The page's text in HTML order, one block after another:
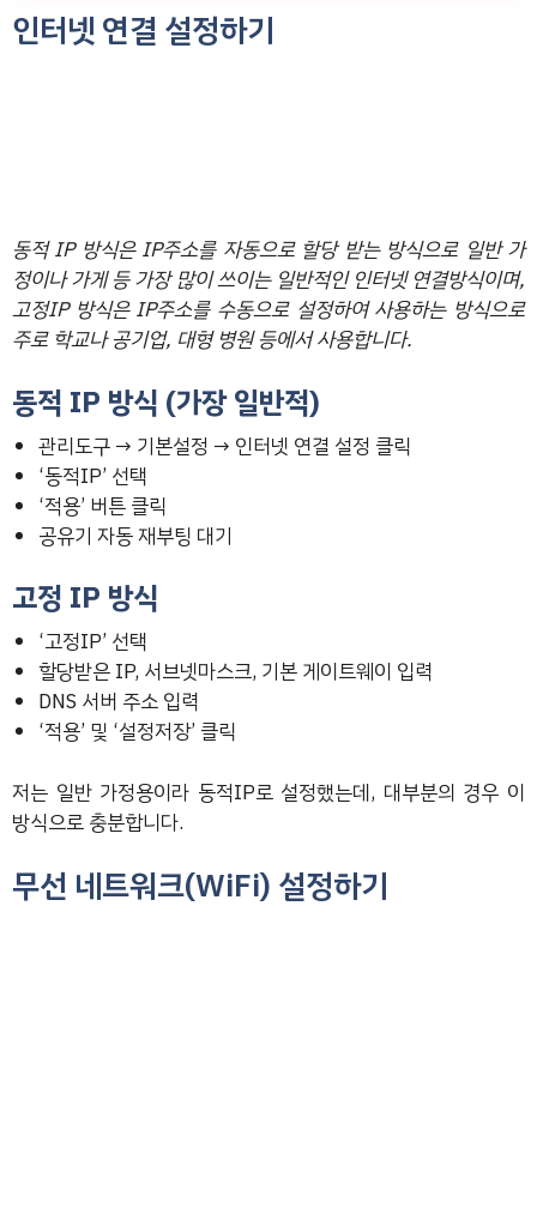
인터넷 연결 설정하기
동적 IP 방식은 IP주소를 자동으로 할당 받는 방식으로 일반 가
정이나 가게 등 가장 많이 쓰이는 일반적인 인터넷 연결방식이며,
고정IP 방식은 IP주소를 수동으로 설정하여 사용하는 방식으로
주로 학교나 공기업, 대형 병원 등에서 사용합니다.
동적 IP 방식 (가장 일반적)
관리도구 → 기본설정 → 인터넷 연결 설정 클릭
‘동적IP’ 선택
‘적용’ 버튼 클릭
공유기 자동 재부팅 대기
고정 IP 방식
‘고정IP’ 선택
할당받은 IP, 서브넷마스크, 기본 게이트웨이 입력
DNS 서버 주소 입력
‘적용’ 및 ‘설정저장’ 클릭
저는 일반 가정용이라 동적IP로 설정했는데, 대부분의 경우 이
방식으로 충분합니다.
무선 네트워크(WiFi) 설정하기